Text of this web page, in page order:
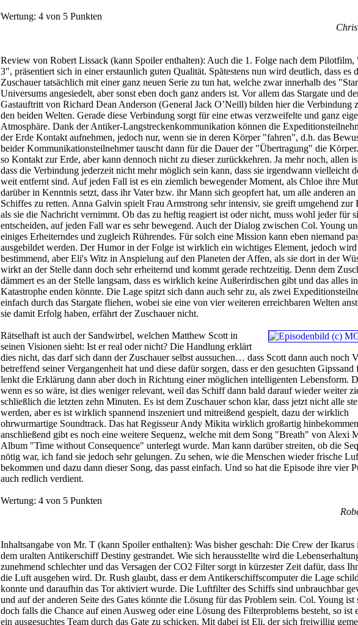
Wertung: 4 von 5 Punkten
Review von Robert Lissack (kann Spoiler enthalten): Auch die 1. Folge nach dem Pilotfilm,
3", präsentiert sich in einer erstaunlich guten Qualität. Spätestens nun wird deutlich, dass es
Zuschauer tatsächlich mit einer ganz neuen Serie zu tun hat, welche zwar innerhalb des
Universums angesiedelt, aber sonst eben doch ganz anders ist. Vor allem das Stargate und
Gastauftritt von Richard Dean Anderson (General Jack O’Neill) bilden hier die Verbindung
den beiden Welten. Gerade diese Verbindung sorgt für eine etwas verzweifelte und ganz
Atmosphäre. Dank der Antiker-Langstreckenkommunikation können die
der Erde Kontakt aufnehmen, jedoch nur, wenn sie in deren Körper "fahren", d.h. das
beider Kommunikationsteilnehmer tauscht dann für die Dauer der "Übertragung" die
so Kontakt zur Erde, aber kann dennoch nicht zu dieser zurückkehren. Ja mehr noch, allen
dass die Verbindung jederzeit nicht mehr möglich sein kann, dass sie irgendwann vielleicht
weit entfernt sind. Auf jeden Fall ist es ein ziemlich bewegender Moment, als Chloe ihre
darüber in Kenntnis setzt, dass ihr Vater bzw. ihr Mann sich geopfert hat, um alle anderen an
Schiffes zu retten. Anna Galvin spielt Frau Armstrong sehr intensiv, sie greift umgehend zur
als sie die Nachricht vernimmt. Ob das zu heftig reagiert ist oder nicht, muss wohl jeder für
entscheiden, auf jeden Fall war es sehr bewegend. Auch der Dialog zwischen Col. Young
einiges Erheiterndes und zugleich Rührendes. Für solch eine Mission kann eben niemand
ausgebildet werden. Der Humor in der Folge ist wirklich ein wichtiges Element, jedoch
bestimmend, aber Eli's Witz in Anspielung auf den Planeten der Affen, als sie dort in der
wirkt an der Stelle dann doch sehr erheiternd und kommt gerade rechtzeitig. Denn dem
dämmert es an der Stelle langsam, dass es wirklich keine Außerirdischen gibt und das alles
Katastrophe enden könnte. Die Lage spitzt sich dann auch sehr zu, als zwei
einfach durch das Stargate fliehen, wobei sie eine von vier weiteren erreichbaren Welten
sie damit Erfolg haben, erfährt der Zuschauer nicht.
Rätselhaft ist auch der Sandwirbel, welchen Matthew Scott in
seinen Visionen sieht: Ist er real oder nicht? Die Handlung erklärt
dies nicht, das darf sich dann der Zuschauer selbst aussuchen… dass Scott dann auch noch
betreffend seiner Vergangenheit hat und diese dafür sorgen, dass er den gesuchten Gipssand
lenkt die Erklärung dann aber doch in Richtung einer möglichen intelligenten Lebensform.
wenn es so wäre, ist dies weniger relevant, weil das Schiff dann bald darauf wieder weiter
schließlich die letzten zehn Minuten. Es ist dem Zuschauer schon klar, dass jetzt nicht alle
werden, aber es ist wirklich spannend inszeniert und mitreißend gespielt, dazu der wirklich
ohrwurmartige Soundtrack. Das hat Regisseur Andy Mikita wirklich großartig
anschließend gibt es noch eine weitere Sequenz, welche mit dem Song "Breath" von Alexi
Album "Time without Consequence" unterlegt wurde. Man kann darüber streiten, ob die
nötig war, ich fand sie jedoch sehr gelungen. Zu sehen, wie die Menschen wieder frische
bekommen und dazu dann dieser Song, das passt einfach. Und so hat die Episode ihre vier
auch redlich verdient.
Wertung: 4 von 5 Punkten
Inhaltsangabe von Mr. T (kann Spoiler enthalten): Was bisher geschah: Die Crew der Ikarus
dem uralten Antikerschiff Destiny gestrandet. Wie sich herausstellte wird die
zunehmend schlechter und das Versagen der CO2 Filter sorgt in kürzester Zeit dafür, dass
die Luft ausgehen wird. Dr. Rush glaubt, dass er dem Antikerschiffscomputer die Lage
konnte und daraufhin das Tor aktiviert wurde. Die Luftfilter des Schiffs sind unbrauchbar
und auf der anderen Seite des Gates könnte die Lösung für das Problem sein. Col. Young ist
doch falls die Chance auf einen Ausweg oder eine Lösung des Filterproblems besteht, so ist
ein ausgesuchtes Team durch das Gate zu schicken. Mit dabei ist Eli, der sich freiwillig